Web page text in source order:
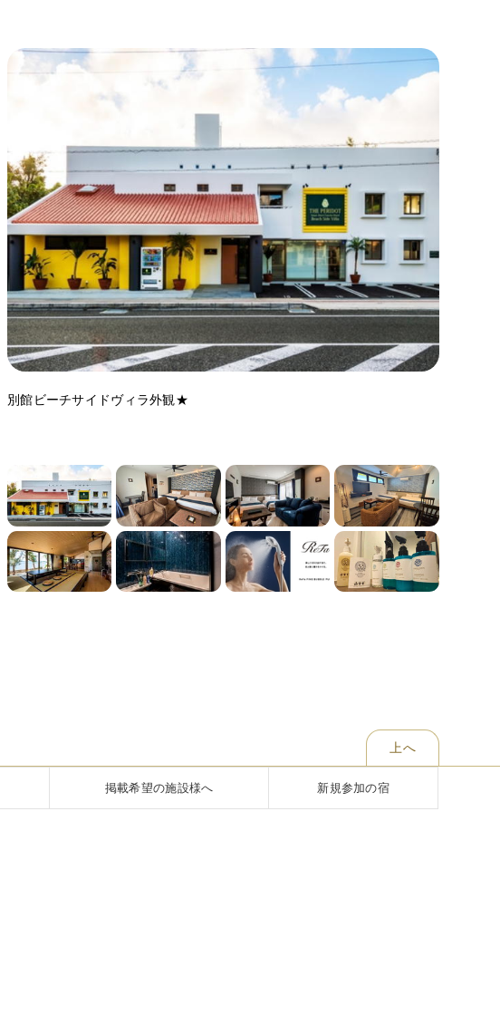
別館ビーチサイドヴィラ外観★
上へ
掲載希望の施設様へ 新規参加の宿